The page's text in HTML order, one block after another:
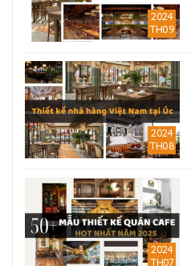
2024
TH09
2024
TH08
2024
TH07